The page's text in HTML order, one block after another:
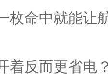
枚命中就能让
着反而更省电